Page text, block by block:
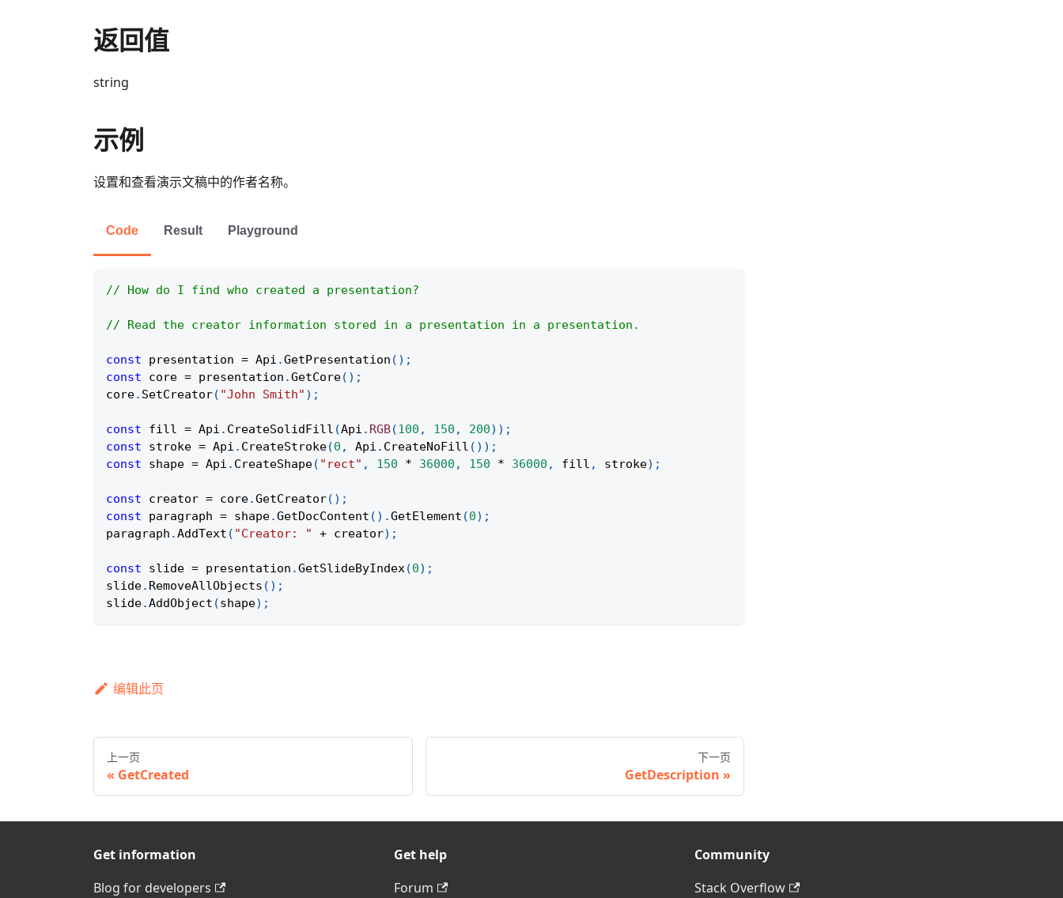
返回值
string
示例
设置和查看演示文稿中的作者名称。
Code Result Playground
// How do I find who created a presentation?
// Read the creator information stored in a presentation in a presentation.
const presentation = Api .GetPresentation ( ) ;
const core = presentation .GetCore( ) ;
core. SetCreator( "John Smith" ) ;
const fill = Api . CreateSolidFill (Api . RGB(100 , 150 , 200) ) ;
const stroke = Api . CreateStroke(0 , Api . CreateNoFill ( ) ) ;
const shape = Api . CreateShape( "rect" , 150 * 36000 , 150 * 36000 , fill , stroke) ;
const creator = core.GetCreator( ) ;
const paragraph = shape.GetDocContent ( ) .GetElement (0) ;
paragraph .AddText ( "Creator: " + creator) ;
const slide = presentation .GetSlideByIndex(0) ;
slide. RemoveAllObjects ( ) ;
slide.AddObject (shape) ;
编辑此页
上一页
GetCreated
下一页
GetDescription
Get information
Blog for developers
Get help
Forum
Community
Stack Overflow